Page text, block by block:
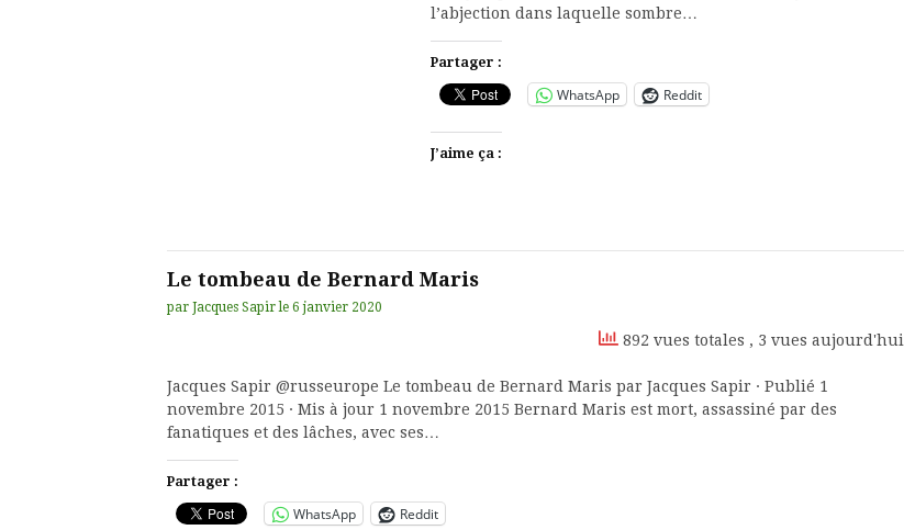
l’abjection dans laquelle sombre…
Partager :
WhatsApp Reddit
J’aime ça :
Le tombeau de Bernard Maris
par Jacques Sapir le 6 janvier 2020
892 vues totales , 3 vues aujourd'hui
Jacques Sapir‏ @russeurope Le tombeau de Bernard Maris par Jacques Sapir · Publié 1
novembre 2015 · Mis à jour 1 novembre 2015 Bernard Maris est mort, assassiné par des
fanatiques et des lâches, avec ses…
Partager :
WhatsApp Reddit